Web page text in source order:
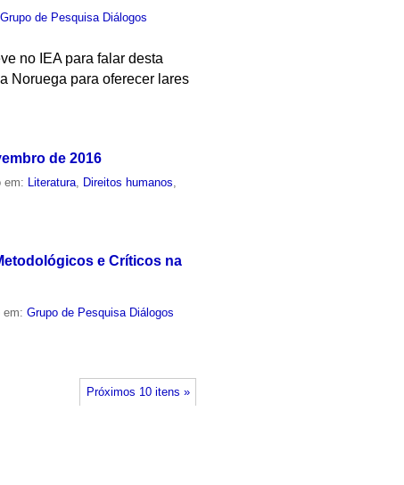
Grupo de Pesquisa Diálogos
no IEA para falar desta
Noruega para oferecer lares
de 2016
em: Literatura Direitos humanos
e Críticos na
em:Grupo de Pesquisa Diálogos
Próximos 10 itens »